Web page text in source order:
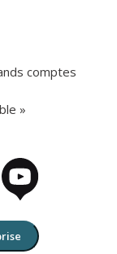
comptes
»